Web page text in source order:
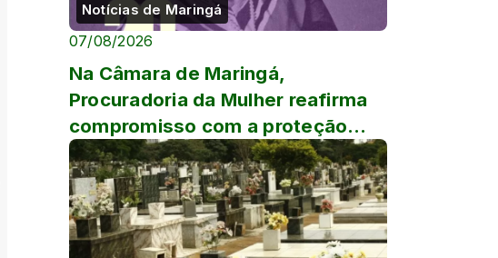
Notícias de Maringá
07/08/2026
Na Câmara de Maringá,
Procuradoria da Mulher reafirma
compromisso com a proteção
feminina nos 20 anos da Lei Maria
da...